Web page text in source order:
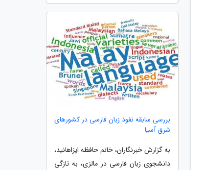
بررسی سابقه نفوذ زبان فارسی در کشورهای
شرق آسیا
به گزارش خبرنگاران، خانم حافظه ایزاهانید،
دانشجوی زبان فارسی در مالزی، به تازگی